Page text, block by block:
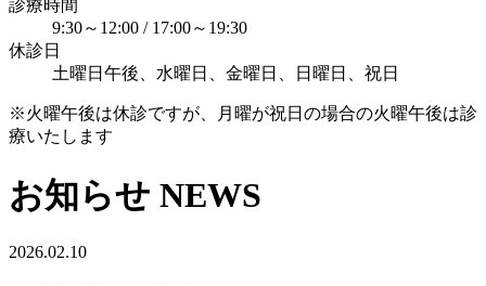
診療時間
9:30～12:00 / 17:00～19:30
休診日
土曜日午後、水曜日、金曜日、日曜日、祝日
※火曜午後は休診ですが、月曜が祝日の場合の火曜午後は診
療いたします
お知らせ NEWS
2026.02.10